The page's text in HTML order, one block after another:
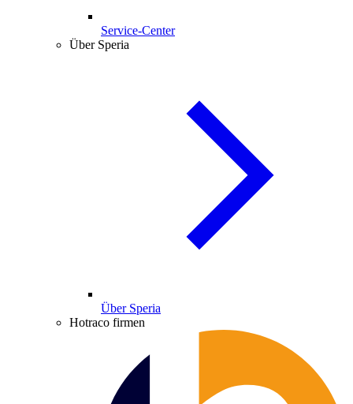
Service-Center
Über Speria
Über Speria
Hotraco firmen